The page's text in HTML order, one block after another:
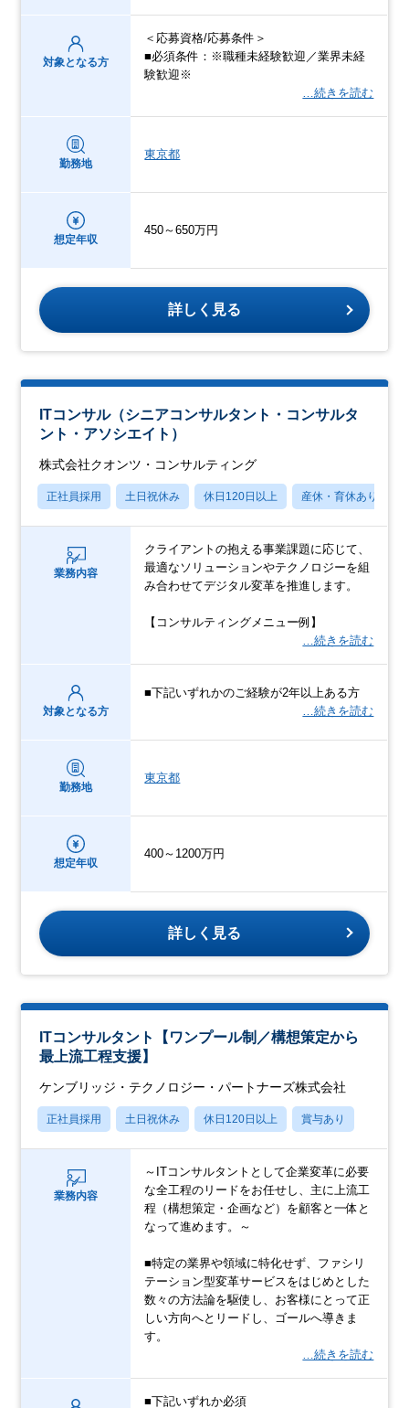
対象となる方
＜応募資格/応募条件＞
■必須条件：※職種未経験歓迎／業界未経
験歓迎※
…続きを読む
勤務地
東京都
想定年収
450～650万円
詳しく見る
ITコンサル（シニアコンサルタント・コンサルタ
ント・アソシエイト）
株式会社クオンツ・コンサルティング
正社員採用 土日祝休み 休日120日以上 産休・育休あり
業務内容
クライアントの抱える事業課題に応じて、
最適なソリューションやテクノロジーを組
み合わせてデジタル変革を推進します。
【コンサルティングメニュー例】
…続きを読む
対象となる方
■下記いずれかのご経験が2年以上ある方
…続きを読む
勤務地
東京都
想定年収
400～1200万円
詳しく見る
ITコンサルタント【ワンプール制／構想策定から
最上流工程支援】
ケンブリッジ・テクノロジー・パートナーズ株式会社
正社員採用 土日祝休み 休日120日以上 賞与あり
業務内容
～ITコンサルタントとして企業変革に必要
な全工程のリードをお任せし、主に上流工
程（構想策定・企画など）を顧客と一体と
なって進めます。～
■特定の業界や領域に特化せず、ファシリ
テーション型変革サービスをはじめとした
数々の方法論を駆使し、お客様にとって正
しい方向へとリードし、ゴールへ導きま
す。
…続きを読む
■下記いずれか必須